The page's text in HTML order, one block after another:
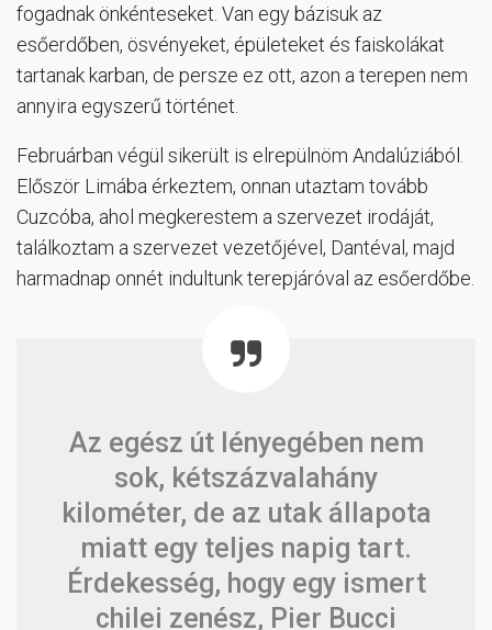
fogadnak önkénteseket. Van egy bázisuk az
esőerdőben, ösvényeket, épületeket és faiskolákat
tartanak karban, de persze ez ott, azon a terepen nem
annyira egyszerű történet.
Februárban végül sikerült is elrepülnöm Andalúziából.
Először Limába érkeztem, onnan utaztam tovább
Cuzcóba, ahol megkerestem a szervezet irodáját,
találkoztam a szervezet vezetőjével, Dantéval, majd
harmadnap onnét indultunk terepjáróval az esőerdőbe.
Az egész út lényegében nem
sok, kétszázvalahány
kilométer, de az utak állapota
miatt egy teljes napig tart.
Érdekesség, hogy egy ismert
chilei zenész, Pier Bucci